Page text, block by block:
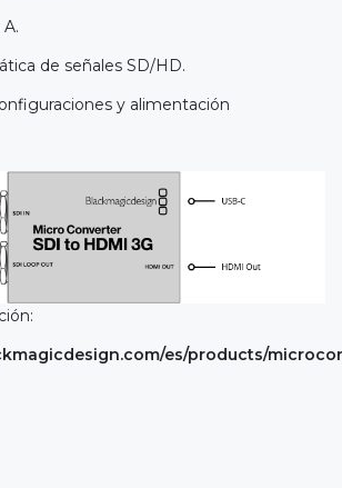
de señales SD/HD.
y alimentación
es/products/